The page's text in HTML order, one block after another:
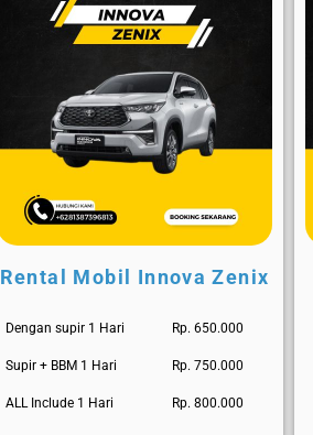
Rental Mobil Innova Zenix
Dengan supir 1 Hari Rp. 650.000
Supir + BBM 1 Hari Rp. 750.000
ALL Include 1 Hari Rp. 800.000